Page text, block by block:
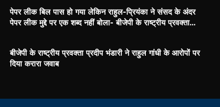
पेपर लीक बिल पास हो गया लेकिन राहुल-प्रियंका ने संसद के अंदर
पेपर लीक मुद्दे पर एक शब्द नहीं बोला- बीजेपी के राष्ट्रीय प्रवक्ता...
बीजेपी के राष्ट्रीय प्रवक्ता प्रदीप भंडारी ने राहुल गांधी के आरोपों पर
दिया करारा जवाब